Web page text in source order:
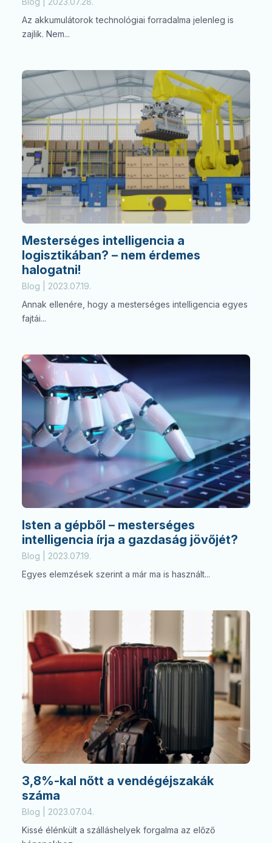
Az akkumulátorok technológiai forradalma jelenleg is
zajlik. Nem...
Mesterséges intelligencia a
logisztikában? – nem érdemes
halogatni!
Blog | 2023.07.19.
Annak ellenére, hogy a mesterséges intelligencia egyes
fajtái...
Isten a gépből – mesterséges
intelligencia írja a gazdaság jövőjét?
Blog | 2023.07.19.
Egyes elemzések szerint a már ma is használt...
3,8%-kal nőtt a vendégéjszakák
száma
Blog | 2023.07.04.
Kissé élénkült a szálláshelyek forgalma az előző